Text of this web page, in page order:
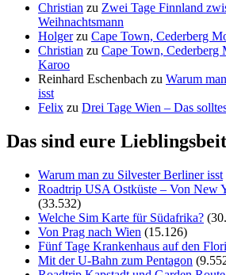
Christian zu Zwei Tage Finnland
Weihnachtsmann
Holgerzu Cape Town, Cederberg
Christian zu Cape Town, Cederberg
Karoo
Reinhard Eschenbach zu Warum
isst
Felix zu Drei Tage Wien – Das
Das sind eure
Warum man zu Silvester Berliner isst
Roadtrip USA Ostküste – Von New
(33.532)
Welche Sim Karte für Südafrika?
Von Prag nach Wien (15.126)
Fünf Tage Krankenhaus auf den
Mit der U-Bahn zum Pentagon